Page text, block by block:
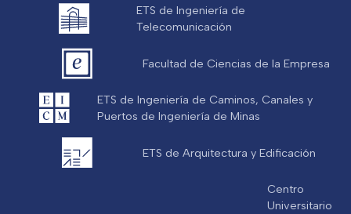
ETS de Ingeniería de
Telecomunicación
Facultad de Ciencias de la Empresa
ETS de Ingeniería de Caminos, Canales y
Puertos de Ingeniería de Minas
ETS de Arquitectura y Edificación
Centro
Universitario